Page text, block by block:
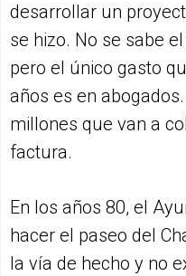
desarrollar un
se hizo. No se sabe
pero el único gasto
años es en
millones que van a
factura.
En los años 80, el
hacer el paseo del
la vía de hecho y no